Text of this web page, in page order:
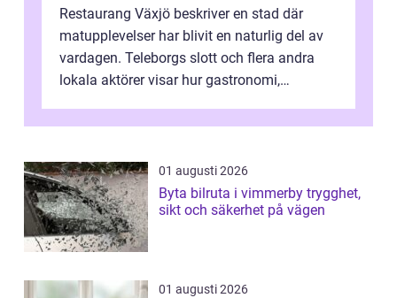
Restaurang Växjö beskriver en stad där
matupplevelser har blivit en naturlig del av
vardagen. Teleborgs slott och flera andra
lokala aktörer visar hur gastronomi,
01 augusti 2026
Byta bilruta i vimmerby trygghet,
sikt och säkerhet på vägen
01 augusti 2026